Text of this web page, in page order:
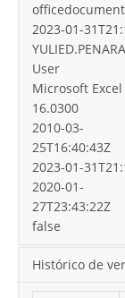
2023-01-
User
Microsoft Excel
16.0300
2010-03-
25T16:40:43Z
2023-01-
2020-01-
27T23:43:22Z
false
Histórico de